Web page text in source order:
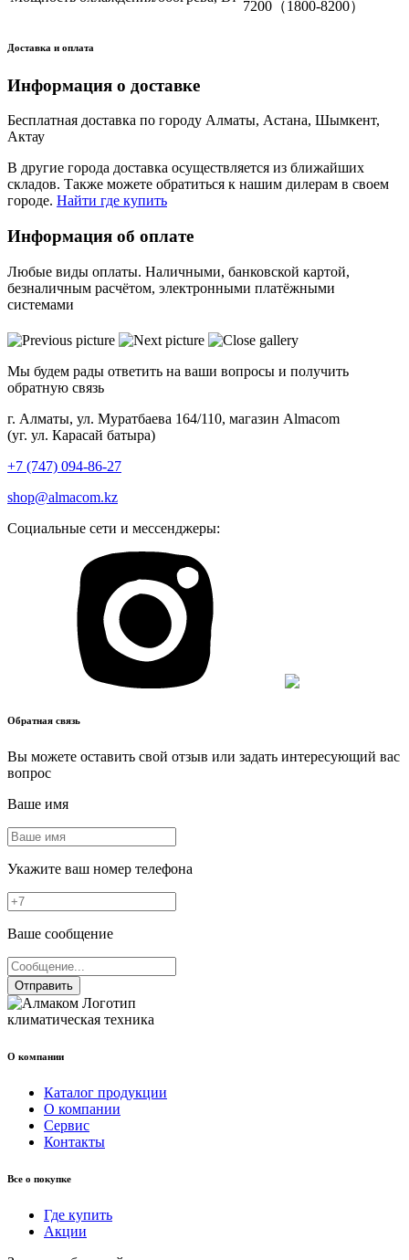
7200（1800-8200）
Доставка и оплата
Информация о доставке
Бесплатная доставка по городу Алматы, Астана, Шымкент,
Актау
В другие города доставка осуществляется из ближайших
складов. Также можете обратиться к нашим дилерам в своем
городе. Найти где купить
Информация об оплате
Любые виды оплаты. Наличными, банковской картой,
безналичным расчётом, электронными платёжными
системами
Мы будем рады ответить на ваши вопросы и получить
обратную связь
г. Алматы, ул. Муратбаева 164/110, магазин Almacom
(уг. ул. Карасай батыра)
+7 (747) 094-86-27
shop@almacom.kz
Социальные сети и мессенджеры:
Обратная связь
Вы можете оставить свой отзыв или задать интересующий вас
вопрос
Ваше имя
Укажите ваш номер телефона
Ваше сообщение
Отправить
климатическая техника
О компании
Каталог продукции
О компании
Сервис
Контакты
Все о покупке
Где купить
Акции